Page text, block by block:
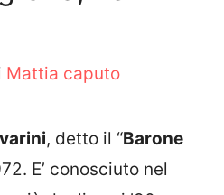
Mattia caputo
, detto il “Barone
E’ conosciuto nel